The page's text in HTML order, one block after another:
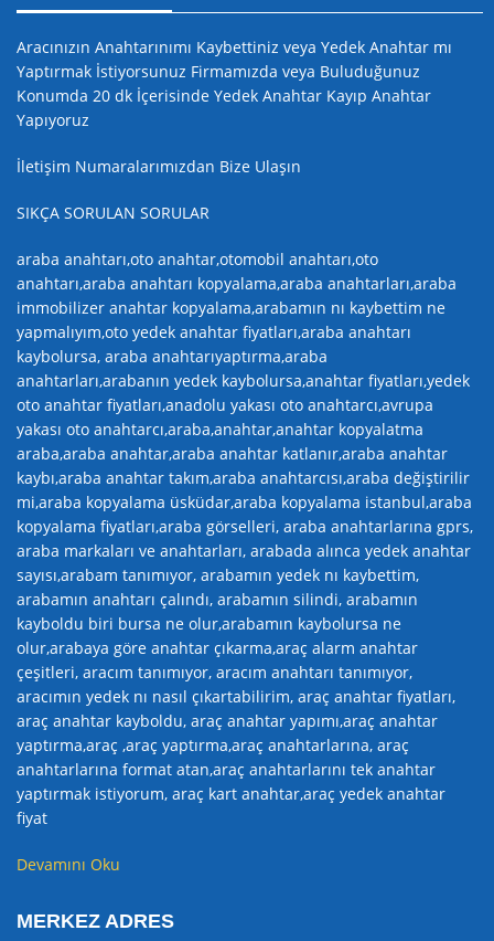
Aracınızın Anahtarınımı Kaybettiniz veya Yedek Anahtar mı
Yaptırmak İstiyorsunuz Firmamızda veya Buluduğunuz
Konumda 20 dk İçerisinde Yedek Anahtar Kayıp Anahtar
Yapıyoruz
İletişim Numaralarımızdan Bize Ulaşın
SIKÇA SORULAN SORULAR
araba anahtarı,oto anahtar,otomobil anahtarı,oto
anahtarı,araba anahtarı kopyalama,araba anahtarları,araba
immobilizer anahtar kopyalama,arabamın nı kaybettim ne
yapmalıyım,oto yedek anahtar fiyatları,araba anahtarı
kaybolursa, araba anahtarıyaptırma,araba
anahtarları,arabanın yedek kaybolursa,anahtar fiyatları,yedek
oto anahtar fiyatları,anadolu yakası oto anahtarcı,avrupa
yakası oto anahtarcı,araba,anahtar,anahtar kopyalatma
araba,araba anahtar,araba anahtar katlanır,araba anahtar
kaybı,araba anahtar takım,araba anahtarcısı,araba değiştirilir
mi,araba kopyalama üsküdar,araba kopyalama istanbul,araba
kopyalama fiyatları,araba görselleri, araba anahtarlarına gprs,
araba markaları ve anahtarları, arabada alınca yedek anahtar
sayısı,arabam tanımıyor, arabamın yedek nı kaybettim,
arabamın anahtarı çalındı, arabamın silindi, arabamın
kayboldu biri bursa ne olur,arabamın kaybolursa ne
olur,arabaya göre anahtar çıkarma,araç alarm anahtar
çeşitleri, aracım tanımıyor, aracım anahtarı tanımıyor,
aracımın yedek nı nasıl çıkartabilirim, araç anahtar fiyatları,
araç anahtar kayboldu, araç anahtar yapımı,araç anahtar
yaptırma,araç ,araç yaptırma,araç anahtarlarına, araç
anahtarlarına format atan,araç anahtarlarını tek anahtar
yaptırmak istiyorum, araç kart anahtar,araç yedek anahtar
fiyat
Devamını Oku
MERKEZ ADRES